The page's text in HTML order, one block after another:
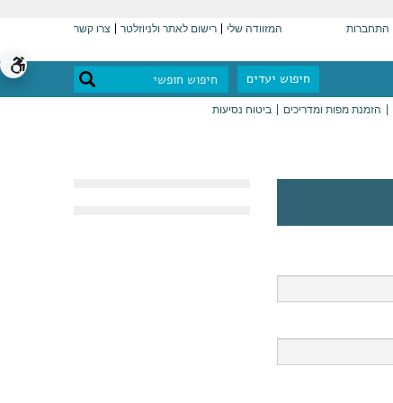
התחברות המזוודה שלי רישום לאתר ולניוזלטר צרו קשר
חיפוש יעדים
הזמנת מפות ומדריכים ביטוח נסיעות